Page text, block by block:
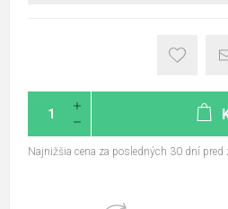
Najnižšia cena za posledných 30 dní pred